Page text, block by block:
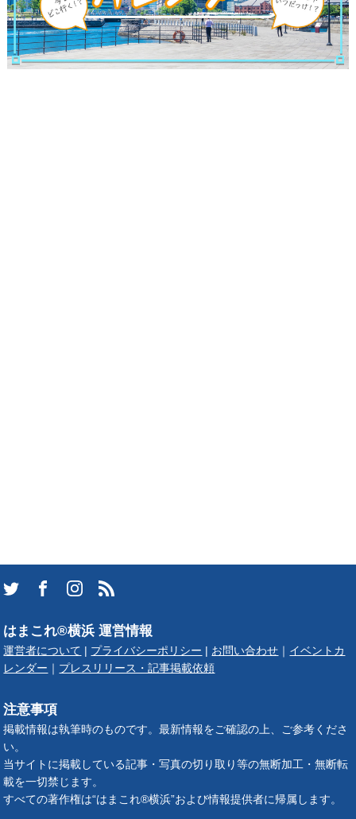
はまこれ®横浜 運営情報
運営者について | プライバシーポリシー | お問い合わせ ｜ イベントカ
レンダー ｜ プレスリリース・記事掲載依頼
注意事項
掲載情報は執筆時のものです。最新情報をご確認の上、ご参考くださ
い。
当サイトに掲載している記事・写真の切り取り等の無断加工・無断転
載を一切禁じます。
すべての著作権は“はまこれ®横浜”および情報提供者に帰属します。